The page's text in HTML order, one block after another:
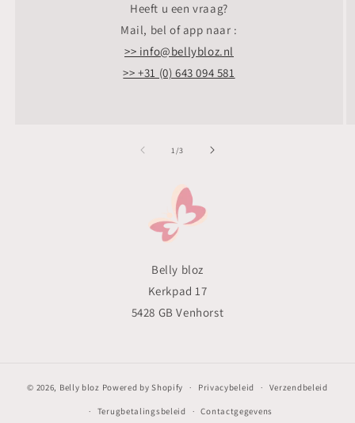
Heeft u een vraag?
Mail, bel of app naar :
>> info@bellybloz.nl
>> +31 (0) 643 094 581
1 /van
3
Belly bloz
Kerkpad 17
5428 GB Venhorst
© 2026, Belly bloz Powered by Shopify Privacybeleid Verzendbeleid
Terugbetalingsbeleid Contactgegevens